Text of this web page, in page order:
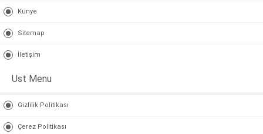
Künye
Sitemap
İletişim
Ust Menu
Gizlilik Politikası
Çerez Politikası